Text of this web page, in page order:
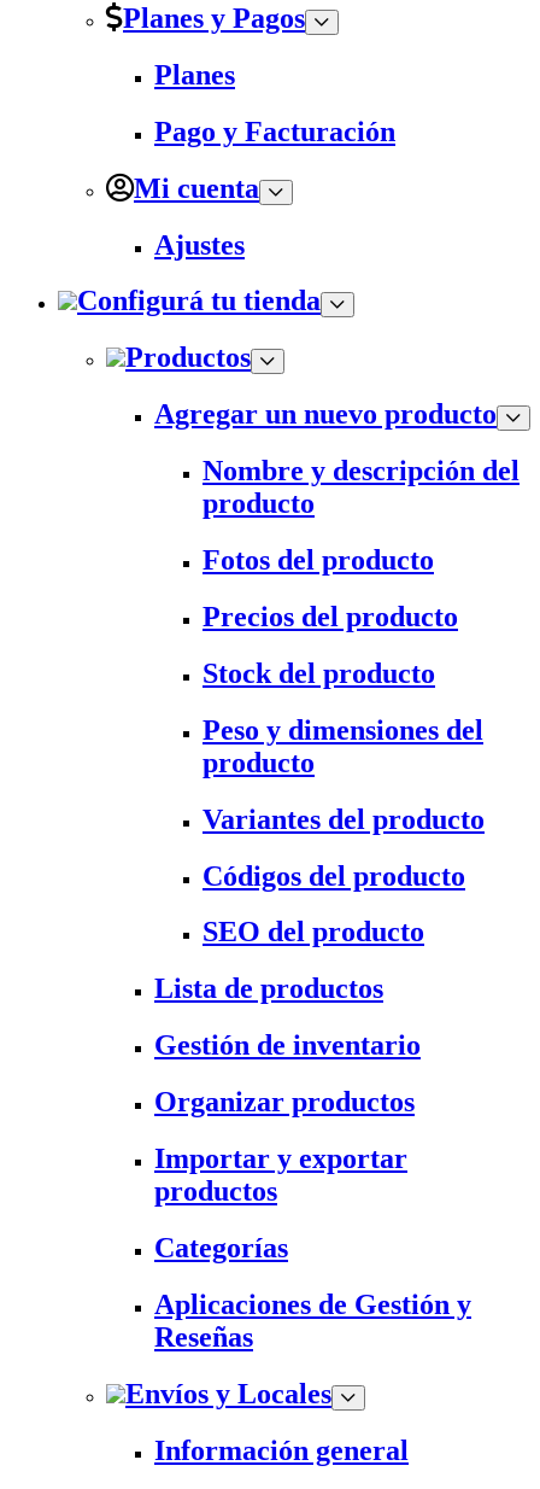
Planes y Pagos
Planes
Pago y Facturación
Mi cuenta
Ajustes
Configurá tu tienda
Productos
Agregar un nuevo producto
Nombre y descripción del
producto
Fotos del producto
Precios del producto
Stock del producto
Peso y dimensiones del
producto
Variantes del producto
Códigos del producto
SEO del producto
Lista de productos
Gestión de inventario
Organizar productos
Importar y exportar
productos
Categorías
Aplicaciones de Gestión y
Reseñas
Envíos y Locales
Información general